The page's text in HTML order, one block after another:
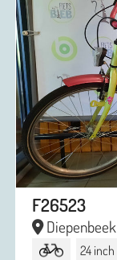
F26523
Diepenbeek
24 inch